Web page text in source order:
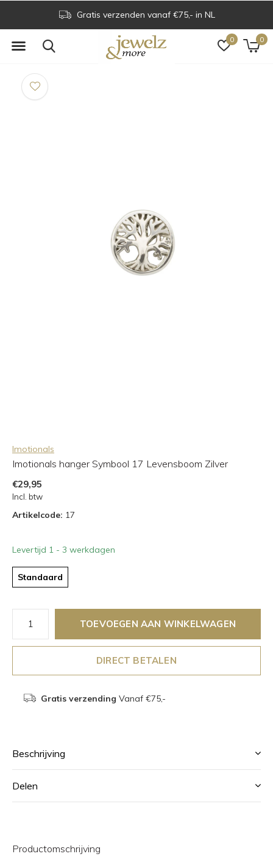
0 0
Gratis verzenden vanaf €75,- in NL
Imotionals
Imotionals hanger Symbool 17 Levensboom Zilver
€29,95
Incl. btw
Artikelcode: 17
Levertijd 1 - 3 werkdagen
Standaard
TOEVOEGEN AAN WINKELWAGEN
DIRECT BETALEN
Gratis verzending Vanaf €75,-
Beschrijving
Delen
Productomschrijving